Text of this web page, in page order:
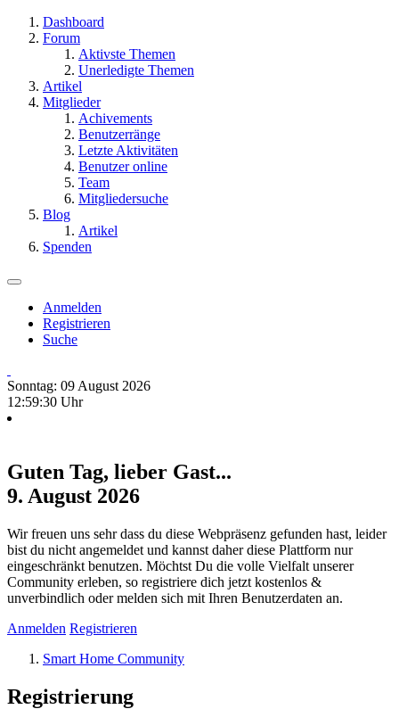
Dashboard
Forum
Aktivste Themen
Unerledigte Themen
Artikel
Mitglieder
Achivements
Benutzerränge
Letzte Aktivitäten
Benutzer online
Team
Mitgliedersuche
Blog
Artikel
Spenden
Anmelden
Registrieren
Suche
Sonntag: 09 August 2026
12:59:30 Uhr
Guten Tag, lieber Gast...
9. August 2026
Wir freuen uns sehr dass du diese Webpräsenz gefunden hast, leider
bist du nicht angemeldet und kannst daher diese Plattform nur
eingeschränkt benutzen. Möchtst Du die volle Vielfalt unserer
Community erleben, so registriere dich jetzt kostenlos &
unverbindlich oder melden sich mit Ihren Benutzerdaten an.
Anmelden Registrieren
Smart Home Community
Registrierung